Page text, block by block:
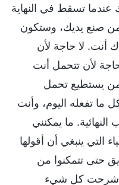
تسقط في النهاية
صنع يديك، وستكون
أنت. لا حاجة لأن
لأن تتحمل أنت
يستطيع تحمل
ما تفعله اليوم، وأنت
ما يمكنني
التي ينبغي أن أقولها
حتى تتمكنوا من
شرحت كل شيء